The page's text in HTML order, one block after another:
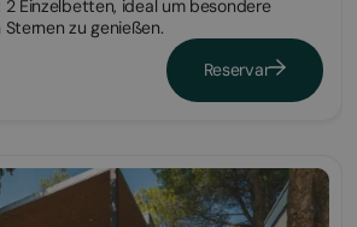
Einzelbetten, ideal um besondere
zu genießen.
Reservar